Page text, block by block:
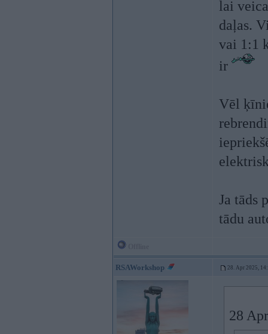
lai
daļas.
vai 1:1
ir
Vēl
Ja tāds
tādu
RSAWorkshop 28. Apr 2025,
28